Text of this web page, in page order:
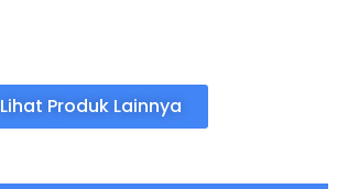
Lihat Produk Lainnya